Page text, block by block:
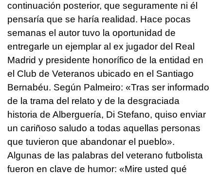
continuación posterior, que seguramente ni él
pensaría que se haría realidad. Hace pocas
semanas el autor tuvo la oportunidad de
entregarle un ejemplar al ex jugador del Real
Madrid y presidente honorífico de la entidad en
el Club de Veteranos ubicado en el Santiago
Bernabéu. Según Palmeiro: «Tras ser informado
de la trama del relato y de la desgraciada
historia de Alberguería, Di Stefano, quiso enviar
un cariñoso saludo a todas aquellas personas
que tuvieron que abandonar el pueblo».
Algunas de las palabras del veterano futbolista
fueron en clave de humor: «Mire usted qué